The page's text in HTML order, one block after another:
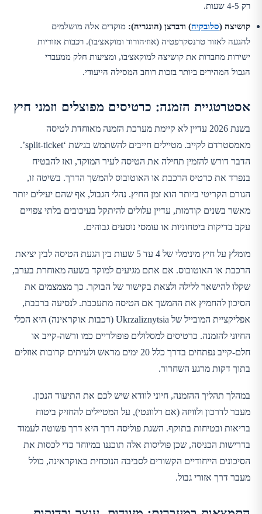
רק 4-5 שעות.
קושיצה (סלובקיה) ודברצן (הונגריה): מוקדים אלה מושלמים
להגעה לאזור טרנסקרפטיה (אוז׳הורוד ומוקאצ׳בו). רכבות אזוריות
ישירות מחברות את קושיצה למוקאצ׳בו, ומציעות חלק ממעברי
הגבול המהירים ביותר בזכות רוחב המסילה הייעודי.
אסטרטגיית הזמנה: כרטיסים מפוצלים וזמני חיץ
בשנת 2026 עדיין לא קיימת מערכת הזמנה מאוחדת לטיסה
מאמסטרדם לקייב. מטיילים חייבים להשתמש בגישת ‘split-ticket’.
הדבר דורש להזמין תחילה את הטיסה לעיר המוקד, ואז להבטיח
בנפרד את כרטיס הרכבת או האוטובוס להמשך הדרך. בשיטה זו,
הגורם הקריטי ביותר הוא זמן החיץ. נהלי הגבול, אף שהם יעילים יותר
מאשר בשנים קודמות, עדיין עלולים להיתקל בעיכובים בלתי צפויים
עקב בדיקות ביטחוניות או עומסי נוסעים גבוהים.
מומלץ על חיץ מינימלי של 4 עד 5 שעות בין הגעת הטיסה לבין יציאת
הרכבת או האוטובוס. אם אתם מגיעים למוקד בשעה מאוחרת בערב,
שקלו להישאר ללילה ולצאת בקישור של הבוקר. כך מצמצמים את
הסיכון להחמיץ את ההמשך אם הטיסה מתעכבת. לנסיעה ברכבת,
אפליקציית המובייל של Ukrzaliznytsia (רכבות אוקראינה) היא הכלי
החיוני להזמנה. כרטיסים למסלולים פופולריים כמו ורשה-קייב או
חלם-קייב נפתחים בדרך כלל 20 ימים מראש ולעיתים קרובות אוזלים
בתוך דקות מרגע השחרור.
במהלך תהליך ההזמנה, חיוני לוודא שיש לכם את התיעוד הנכון.
מעבר לדרכון ולוויזה (אם רלוונטי), על המטיילים להחזיק ביטוח
בריאות ובטיחות בתוקף. השגת פוליסה דרך היא דרך פשוטה לעמוד
בדרישות הכניסה, שכן פוליסות אלה תוכננו במיוחד כדי לכסות את
הסיכונים הייחודיים הקשורים לסביבה הנוכחית באוקראינה, כולל
מעבר דרך אזורי גבול.